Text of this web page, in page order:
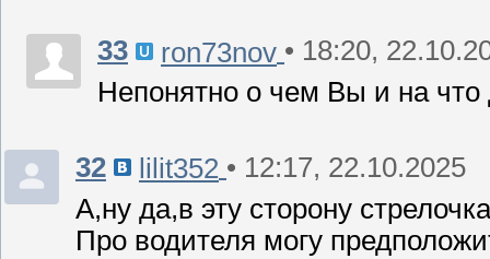
33 ron73nov • 18:20,
Непонятно о чем Вы и на что
32 lilit352 • 12:17, 22.10.2025
А,ну да,в эту сторону
Про водителя могу